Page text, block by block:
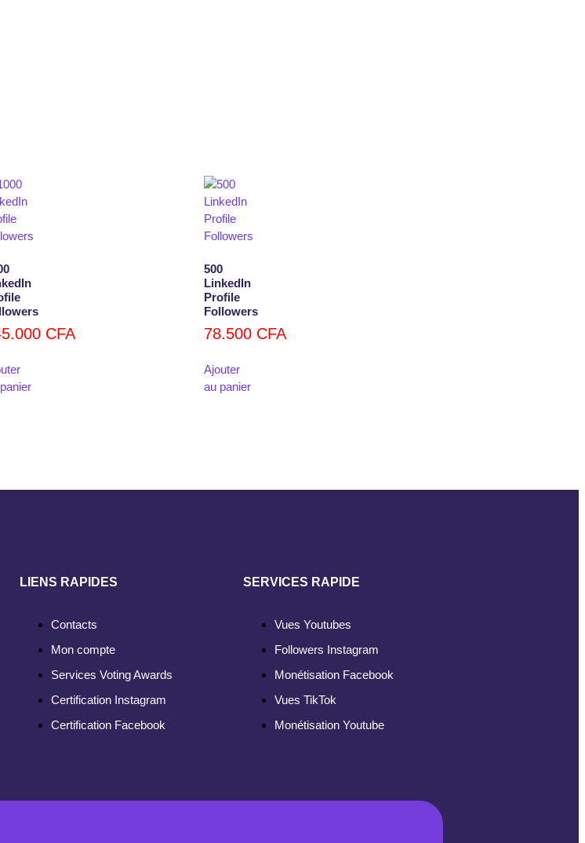
CFA
500
LinkedIn
Profile
Followers
78.500 CFA
Ajouter
au panier
LIENS RAPIDES
Contacts
Mon compte
Services Voting Awards
Certification Instagram
Certification Facebook
SERVICES RAPIDE
Vues Youtubes
Followers Instagram
Monétisation Facebook
Vues TikTok
Monétisation Youtube